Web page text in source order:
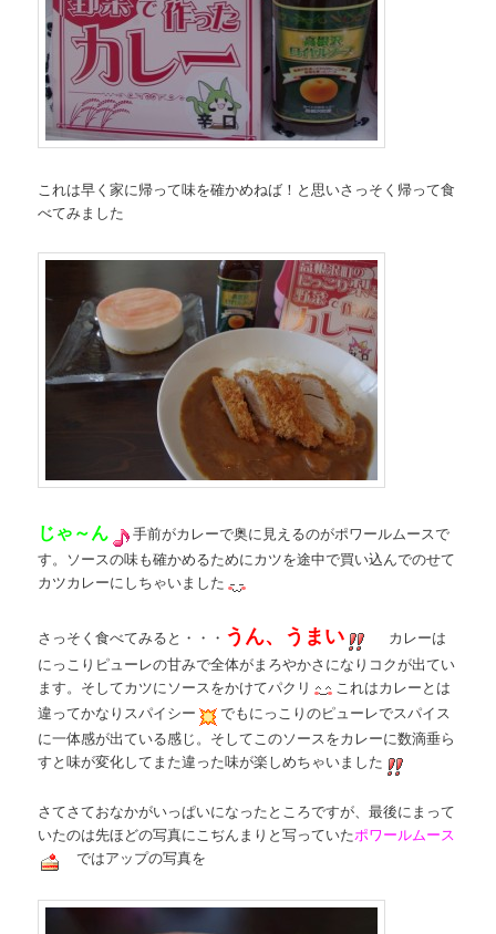
これは早く家に帰って味を確かめねば！と思いさっそく帰って食
べてみました
じゃ～ん
手前がカレーで奥に見えるのがポワールムースで
す。ソースの味も確かめるためにカツを途中で買い込んでのせて
カツカレーにしちゃいました
さっそく食べてみると・・・ うん、うまい
カレーは
にっこりピューレの甘みで全体がまろやかさになりコクが出てい
ます。そしてカツにソースをかけてパクリ
これはカレーとは
違ってかなりスパイシー
でもにっこりのピューレでスパイス
に一体感が出ている感じ。そしてこのソースをカレーに数滴垂ら
すと味が変化してまた違った味が楽しめちゃいました
さてさておなかがいっぱいになったところですが、最後にまって
いたのは先ほどの写真にこぢんまりと写っていたポワールムース
ではアップの写真を